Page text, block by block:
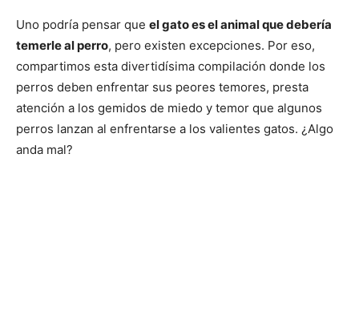
Uno podría pensar que el gato es el animal que debería
temerle al perro, pero existen excepciones. Por eso,
compartimos esta divertidísima compilación donde los
perros deben enfrentar sus peores temores, presta
atención a los gemidos de miedo y temor que algunos
perros lanzan al enfrentarse a los valientes gatos. ¿Algo
anda mal?